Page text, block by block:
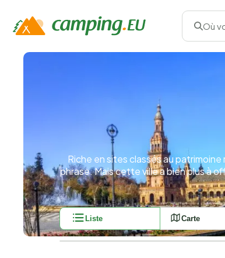
Où
Riche en sites classés au
phrase. Mais cette ville a bien plus à
Liste Carte